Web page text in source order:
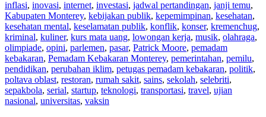
inflasi, inovasi, internet, investasi, jadwal pertandingan, janji temu,
Kabupaten Monterey, kebijakan publik, kepemimpinan, kesehatan,
kesehatan mental, keselamatan publik, konflik, konser, kremenchug,
kriminal, kuliner, kurs mata uang, lowongan kerja, musik, olahraga,
olimpiade, opini, parlemen, pasar, Patrick Moore, pemadam
kebakaran, Pemadam Kebakaran Monterey, pemerintahan, pemilu,
pendidikan, perubahan iklim, petugas pemadam kebakaran, politik,
poltava oblast, restoran, rumah sakit, sains, sekolah, selebriti,
sepakbola, serial, startup, teknologi, transportasi, travel, ujian
nasional, universitas, vaksin